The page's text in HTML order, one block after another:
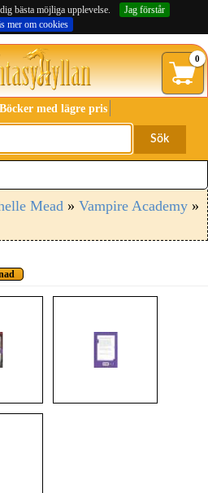
bästa möjliga upplevelse.
Jag förstår
mer om cookies
0
Böcker med lägre pris
Sök
Mead » Vampire Academy »